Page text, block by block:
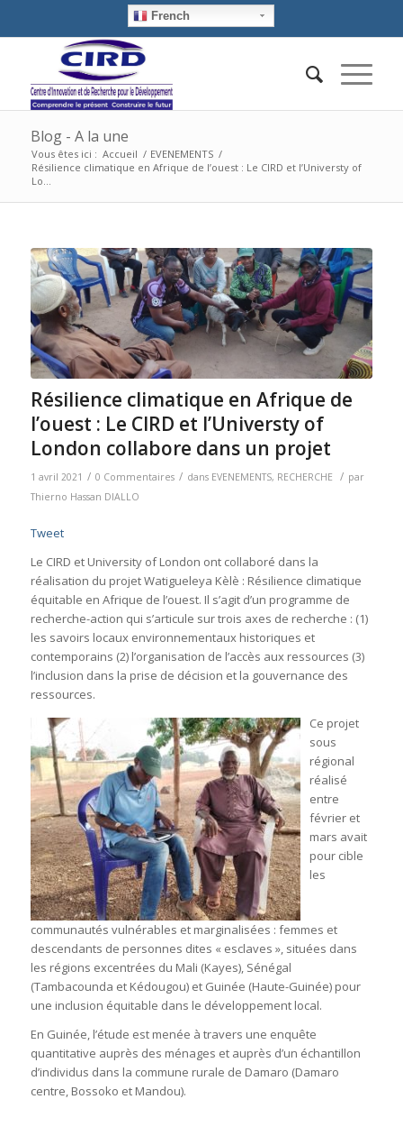
French
Blog - A la une
Vous êtes ici : Accueil / EVENEMENTS /
Résilience climatique en Afrique de l’ouest : Le CIRD et l’Universty of
Lo...
Résilience climatique en Afrique de
l’ouest : Le CIRD et l’Universty of
London collabore dans un projet
1 avril 2021 / 0 Commentaires / dans EVENEMENTS, RECHERCHE / par
Thierno Hassan DIALLO
Tweet
Le CIRD et University of London ont collaboré dans la
réalisation du projet Watigueleya Kèlè : Résilience climatique
équitable en Afrique de l’ouest. Il s’agit d’un programme de
recherche-action qui s’articule sur trois axes de recherche : (1)
les savoirs locaux environnementaux historiques et
contemporains (2) l’organisation de l’accès aux ressources (3)
l’inclusion dans la prise de décision et la gouvernance des
ressources.
Ce projet
sous
régional
réalisé
entre
février et
mars avait
pour cible
les
communautés vulnérables et marginalisées : femmes et
descendants de personnes dites « esclaves », situées dans
les régions excentrées du Mali (Kayes), Sénégal
(Tambacounda et Kédougou) et Guinée (Haute-Guinée) pour
une inclusion équitable dans le développement local.
En Guinée, l’étude est menée à travers une enquête
quantitative auprès des ménages et auprès d’un échantillon
d’individus dans la commune rurale de Damaro (Damaro
centre, Bossoko et Mandou).